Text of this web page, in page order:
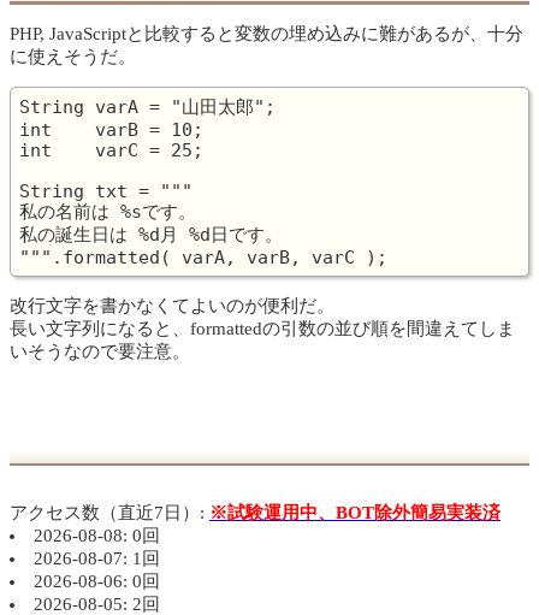
PHP, JavaScriptと比較すると変数の埋め込みに難があるが、十分
に使えそうだ。
String varA = "山田太郎";
int    varB = 10;
int    varC = 25;
String txt = """
私の名前は %sです。
私の誕生日は %d月 %d日です。
改行文字を書かなくてよいのが便利だ。
長い文字列になると、formattedの引数の並び順を間違えてしま
いそうなので要注意。
アクセス数（直近7日）: ※試験運用中、BOT除外簡易実装済
2026-08-08: 0回
2026-08-07: 1回
2026-08-06: 0回
2026-08-05: 2回